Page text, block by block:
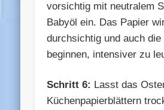
vorsichtig mit neutralem
Babyöl ein. Das Papier
durchsichtig und auch die
beginnen, intensiver zu
Schritt 6: Lasst das
Küchenpapierblättern